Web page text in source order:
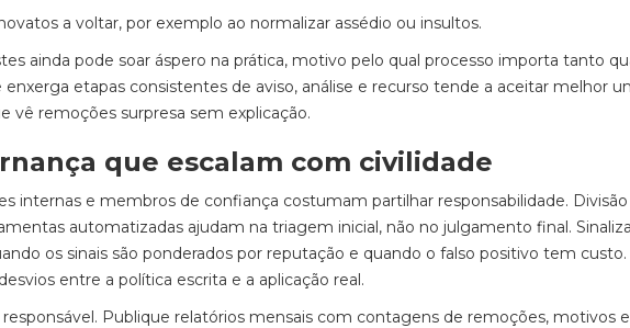
a voltar, por exemplo ao normalizar assédio ou insultos.
ainda pode soar áspero na prática, motivo pelo qual processo importa tanto
etapas consistentes de aviso, análise e recurso tende a aceitar melhor
vê remoções surpresa sem explicação.
que escalam com civilidade
internas e membros de confiança costumam partilhar responsabilidade. Divisão
automatizadas ajudam na triagem inicial, não no julgamento final.
os sinais são ponderados por reputação e quando o falso positivo tem custo.
entre a política escrita e a aplicação real.
Publique relatórios mensais com contagens de remoções, motivos e